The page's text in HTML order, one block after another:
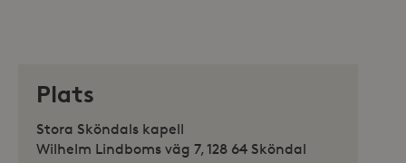
Plats
Stora Sköndals kapell
Wilhelm Lindboms väg 7, 128 64 Sköndal